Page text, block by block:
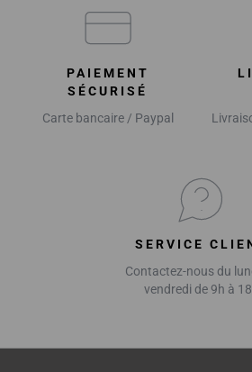
PAIEMENT
SÉCURISÉ
Carte bancaire / Paypal
SERVICE
Contactez-nous du
vendredi de 9h à